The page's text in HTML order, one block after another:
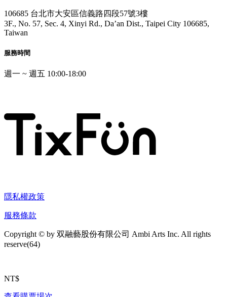
106685 台北市大安區信義路四段57號3樓
3F., No. 57, Sec. 4, Xinyi Rd., Da’an Dist., Taipei City 106685,
Taiwan
服務時間
週一 ~ 週五 10:00-18:00
隱私權政策
服務條款
Copyright © by 双融藝股份有限公司 Ambi Arts Inc. All rights
reserve(64)
NT$